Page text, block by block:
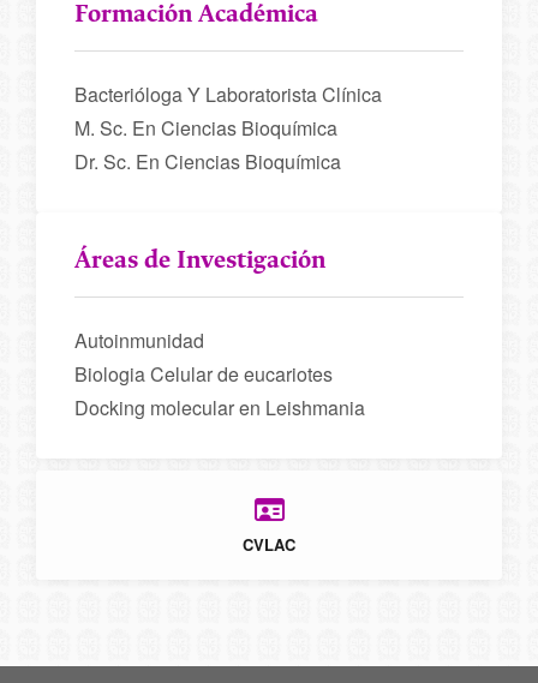
Formación Académica
Bacterióloga Y Laboratorista Clínica
M. Sc. En Ciencias Bioquímica
Dr. Sc. En Ciencias Bioquímica
Áreas de Investigación
Autoinmunidad
Biologia Celular de eucariotes
Docking molecular en Leishmania
CVLAC